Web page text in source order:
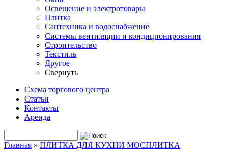
Освещение и электротовары
Плитка
Сантехника и водоснабжение
Системы вентиляции и кондиционирования
Строительство
Текстиль
Другое
Свернуть
Схема торгового центра
Статьи
Контакты
Аренда
Форма поиска
Главная » ПЛИТКА ДЛЯ КУХНИ МОСПЛИТКА